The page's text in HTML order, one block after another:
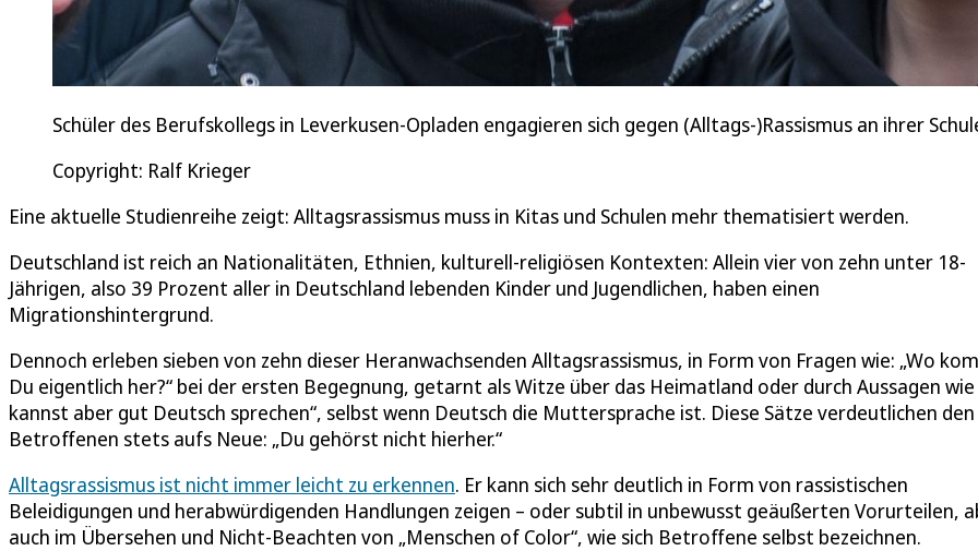
Schüler des Be­rufs­kol­legs in Leverkusen-Opladen en­ga­gie­ren sich gegen (Alltags-)Ras­sis­mus an ihrer
Copyright: Ralf Krieger
Eine aktuelle Studienreihe zeigt: Alltagsrassismus muss in Kitas und Schulen mehr thematisiert werden.
Deutschland ist reich an Nationalitäten, Ethnien, kulturell-religiösen Kontexten: Allein vier von zehn unter 18-
Jährigen, also 39 Prozent aller in Deutschland lebenden Kinder und Jugendlichen, haben einen
Migrationshintergrund.
Dennoch erleben sieben von zehn dieser Heranwachsenden Alltagsrassismus, in Form von Fragen wie: „Wo
Du eigentlich her?“ bei der ersten Begegnung, getarnt als Witze über das Heimatland oder durch Aussagen wie
kannst aber gut Deutsch sprechen“, selbst wenn Deutsch die Muttersprache ist. Diese Sätze verdeutlichen den
Betroffenen stets aufs Neue: „Du gehörst nicht hierher.“
Alltagsrassismus ist nicht immer leicht zu erkennen. Er kann sich sehr deutlich in Form von rassistischen
Beleidigungen und herabwürdigenden Handlungen zeigen – oder subtil in unbewusst geäußerten Vorurteilen,
auch im Übersehen und Nicht-Beachten von „Menschen of Color“, wie sich Betroffene selbst bezeichnen.